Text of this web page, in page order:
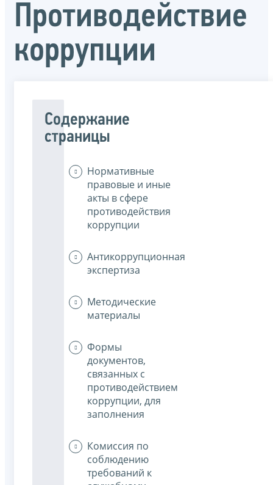
Противодействие
коррупции
Содержание
страницы
Нормативные
правовые и иные
акты в сфере
противодействия
коррупции
Антикоррупционная
экспертиза
Методические
материалы
Формы
документов,
связанных с
противодействием
коррупции, для
заполнения
Комиссия по
соблюдению
требований к